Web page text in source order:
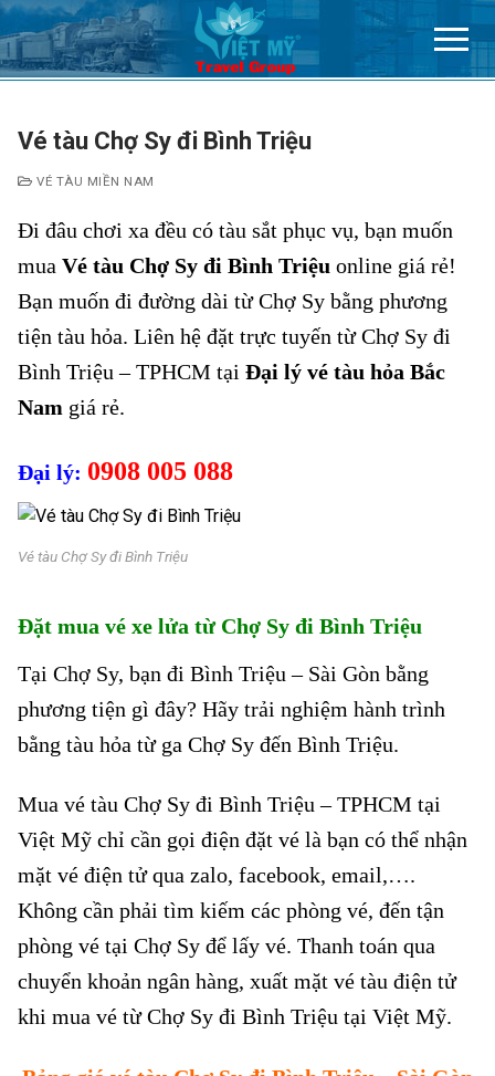
Chuyển
đến
nội
Vé tàu Chợ Sy đi Bình Triệu
VÉ TÀU MIỀN NAM
Đi đâu chơi xa đều có tàu sắt phục vụ, bạn muốn
mua Vé tàu Chợ Sy đi Bình Triệu online giá rẻ!
Bạn muốn đi đường dài từ Chợ Sy bằng phương
tiện tàu hỏa. Liên hệ đặt trực tuyến từ Chợ Sy đi
Bình Triệu – TPHCM tại Đại lý vé tàu hỏa Bắc
Nam giá rẻ.
Đại lý: 0908 005 088
Vé tàu Chợ Sy đi Bình Triệu
Đặt mua vé xe lửa từ Chợ Sy đi Bình Triệu
Tại Chợ Sy, bạn đi Bình Triệu – Sài Gòn bằng
phương tiện gì đây? Hãy trải nghiệm hành trình
bằng tàu hỏa từ ga Chợ Sy đến Bình Triệu.
Mua vé tàu Chợ Sy đi Bình Triệu – TPHCM tại
Việt Mỹ chỉ cần gọi điện đặt vé là bạn có thể nhận
mặt vé điện tử qua zalo, facebook, email,….
Không cần phải tìm kiếm các phòng vé, đến tận
phòng vé tại Chợ Sy để lấy vé. Thanh toán qua
chuyển khoản ngân hàng, xuất mặt vé tàu điện tử
khi mua vé từ Chợ Sy đi Bình Triệu tại Việt Mỹ.